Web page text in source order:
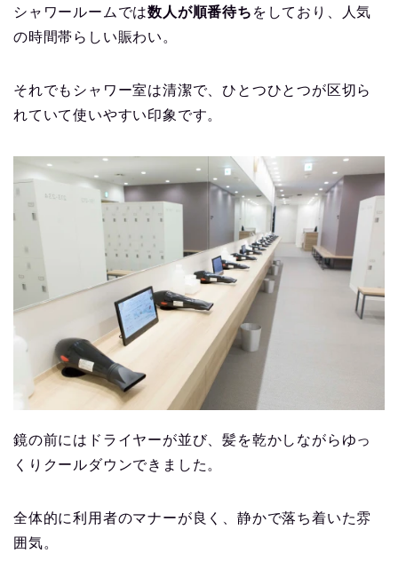
シャワールームでは数人が順番待ち をしており、人気
の時間帯らしい賑わい。
それでもシャワー室は清潔で、ひとつひとつが区切ら
れていて使いやすい印象です。
鏡の前にはドライヤーが並び、髪を乾かしながらゆっ
くりクールダウンできました。
全体的に利用者のマナーが良く、静かで落ち着いた雰
囲気。